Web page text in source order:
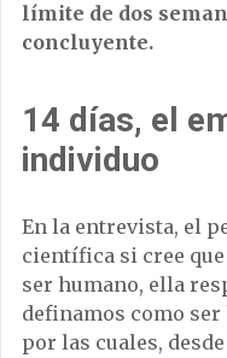
límite de dos
concluyente.
14 días, el
individuo
En la entrevista, el
científica si cree
ser humano, ella
definamos como ser
por las cuales,